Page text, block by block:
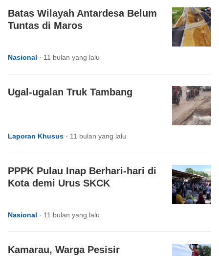
Batas Wilayah Antardesa Belum
Tuntas di Maros
Nasional · 11 bulan yang lalu
Ugal-ugalan Truk Tambang
Laporan Khusus · 11 bulan yang lalu
PPPK Pulau Inap Berhari-hari di
Kota demi Urus SKCK
Nasional · 11 bulan yang lalu
Kamarau, Warga Pesisir